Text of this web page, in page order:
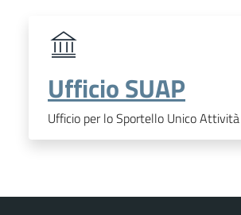
Ufficio SUAP
Ufficio per lo Sportello Unico